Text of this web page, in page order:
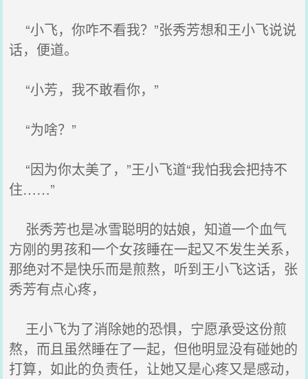
“小飞，你咋不看我？”张秀芳想和王小飞说说
话，便道。
“小芳，我不敢看你，”
“为啥？”
“因为你太美了，”王小飞道“我怕我会把持不
住……”
张秀芳也是冰雪聪明的姑娘，知道一个血气
方刚的男孩和一个女孩睡在一起又不发生关系，
那绝对不是快乐而是煎熬，听到王小飞这话，张
秀芳有点心疼，
王小飞为了消除她的恐惧，宁愿承受这份煎
熬，而且虽然睡在了一起，但他明显没有碰她的
打算，如此的负责任，让她又是心疼又是感动，